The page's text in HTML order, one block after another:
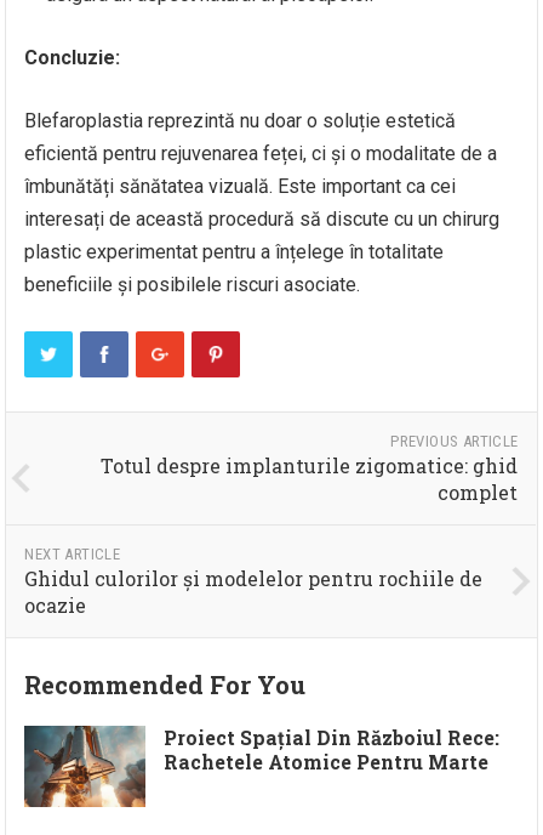
Concluzie:
Blefaroplastia reprezintă nu doar o soluție estetică
eficientă pentru rejuvenarea feței, ci și o modalitate de a
îmbunătăți sănătatea vizuală. Este important ca cei
interesați de această procedură să discute cu un chirurg
plastic experimentat pentru a înțelege în totalitate
beneficiile și posibilele riscuri asociate.
PREVIOUS ARTICLE
Totul despre implanturile zigomatice: ghid
complet
NEXT ARTICLE
Ghidul culorilor și modelelor pentru rochiile de
ocazie
Recommended For You
Proiect Spațial Din Războiul Rece:
Rachetele Atomice Pentru Marte